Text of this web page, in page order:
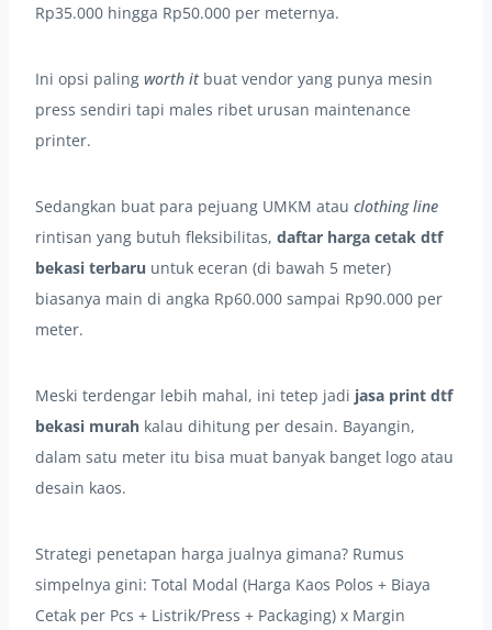
Rp35.000 hingga Rp50.000 per meternya.
Ini opsi paling worth itbuat vendor yang punya mesin
press sendiri tapi males ribet urusan maintenance
printer.
Sedangkan buat para pejuang UMKM atau clothing line
rintisan yang butuh fleksibilitas, daftar harga cetak dtf
bekasi terbaru untuk eceran (di bawah 5 meter)
biasanya main di angka Rp60.000 sampai Rp90.000 per
meter.
Meski terdengar lebih mahal, ini tetep jadi jasa print dtf
bekasi murah kalau dihitung per desain. Bayangin,
dalam satu meter itu bisa muat banyak banget logo atau
desain kaos.
Strategi penetapan harga jualnya gimana? Rumus
simpelnya gini: Total Modal (Harga Kaos Polos + Biaya
Cetak per Pcs + Listrik/Press + Packaging) x Margin